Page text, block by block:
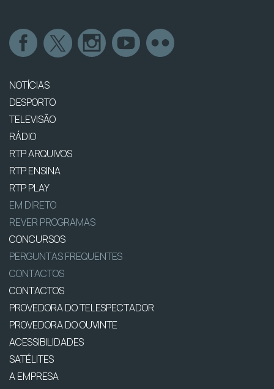
NOTÍCIAS
DESPORTO
TELEVISÃO
RÁDIO
RTP ARQUIVOS
RTP ENSINA
RTP PLAY
EM DIRETO
REVER PROGRAMAS
CONCURSOS
PERGUNTAS FREQUENTES
CONTACTOS
CONTACTOS
PROVEDORA DO TELESPECTADOR
PROVEDORA DO OUVINTE
ACESSIBILIDADES
SATÉLITES
A EMPRESA